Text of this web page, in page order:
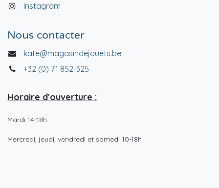
Instagram
Nous contacter
kate@magasindejouets.be
+32 (0) 71 852-325
Horaire d'ouverture :
Mardi 14-18h
Mercredi, jeudi, vendredi et samedi 10-18h